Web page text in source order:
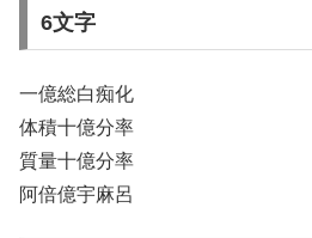
6文字
一億総白痴化
体積十億分率
質量十億分率
阿倍億宇麻呂